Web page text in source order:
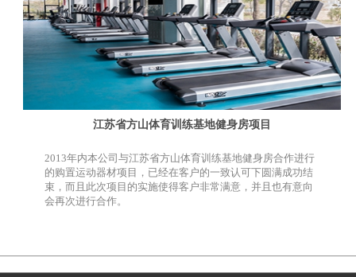
江苏省方山体育训练基地健身房项目
2013年内本公司与江苏省方山体育训练基地健身房合作进行
的购置运动器材项目，已经在客户的一致认可下圆满成功结
束，而且此次项目的实施使得客户非常满意，并且也有意向
会再次进行合作。